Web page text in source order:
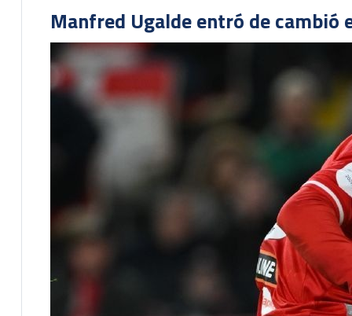
Manfred Ugalde entró de cambió